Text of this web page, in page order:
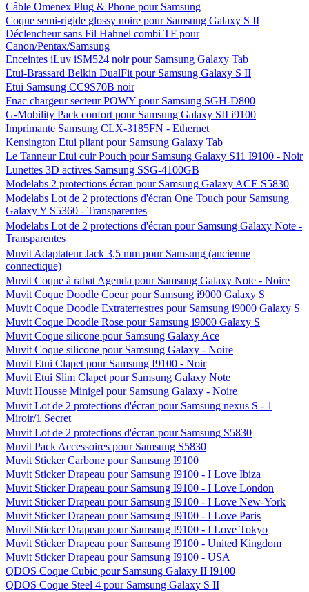
Câble Omenex Plug & Phone pour Samsung
Coque semi-rigide glossy noire pour Samsung Galaxy S II
Déclencheur sans Fil Hahnel combi TF pour
Canon/Pentax/Samsung
Enceintes iLuv iSM524 noir pour Samsung Galaxy Tab
Etui-Brassard Belkin DualFit pour Samsung Galaxy S II
Etui Samsung CC9S70B noir
Fnac chargeur secteur POWY pour Samsung SGH-D800
G-Mobility Pack confort pour Samsung Galaxy SII i9100
Imprimante Samsung CLX-3185FN - Ethernet
Kensington Etui pliant pour Samsung Galaxy Tab
Le Tanneur Etui cuir Pouch pour Samsung Galaxy S11 I9100 - Noir
Lunettes 3D actives Samsung SSG-4100GB
Modelabs 2 protections écran pour Samsung Galaxy ACE S5830
Modelabs Lot de 2 protections d'écran One Touch pour Samsung
Galaxy Y S5360 - Transparentes
Modelabs Lot de 2 protections d'écran pour Samsung Galaxy Note -
Transparentes
Muvit Adaptateur Jack 3,5 mm pour Samsung (ancienne
connectique)
Muvit Coque à rabat Agenda pour Samsung Galaxy Note - Noire
Muvit Coque Doodle Coeur pour Samsung i9000 Galaxy S
Muvit Coque Doodle Extraterrestres pour Samsung i9000 Galaxy S
Muvit Coque Doodle Rose pour Samsung i9000 Galaxy S
Muvit Coque silicone pour Samsung Galaxy Ace
Muvit Coque silicone pour Samsung Galaxy - Noire
Muvit Etui Clapet pour Samsung I9100 - Noir
Muvit Etui Slim Clapet pour Samsung Galaxy Note
Muvit Housse Minigel pour Samsung Galaxy - Noire
Muvit Lot de 2 protections d'écran pour Samsung nexus S - 1
Miroir/1 Secret
Muvit Lot de 2 protections d'écran pour Samsung S5830
Muvit Pack Accessoires pour Samsung S5830
Muvit Sticker Carbone pour Samsung I9100
Muvit Sticker Drapeau pour Samsung I9100 - I Love Ibiza
Muvit Sticker Drapeau pour Samsung I9100 - I Love London
Muvit Sticker Drapeau pour Samsung I9100 - I Love New-York
Muvit Sticker Drapeau pour Samsung I9100 - I Love Paris
Muvit Sticker Drapeau pour Samsung I9100 - I Love Tokyo
Muvit Sticker Drapeau pour Samsung I9100 - United Kingdom
Muvit Sticker Drapeau pour Samsung I9100 - USA
QDOS Coque Cubic pour Samsung Galaxy II I9100
QDOS Coque Steel 4 pour Samsung Galaxy S II